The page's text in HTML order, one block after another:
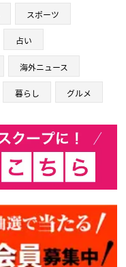
スポーツ
占い
海外ニュース
暮らし グルメ